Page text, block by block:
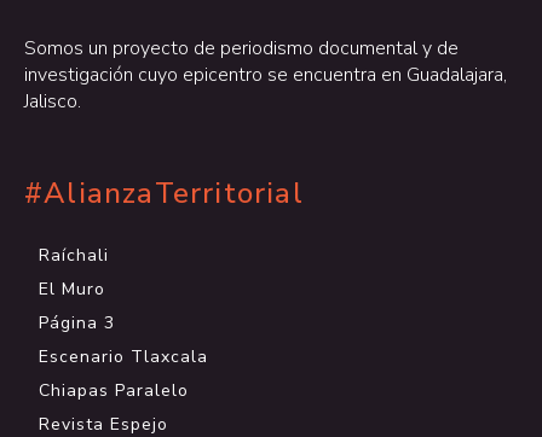
Somos un proyecto de periodismo documental y de
investigación cuyo epicentro se encuentra en Guadalajara,
Jalisco.
#AlianzaTerritorial
Raíchali
El Muro
Página 3
Escenario Tlaxcala
Chiapas Paralelo
Revista Espejo